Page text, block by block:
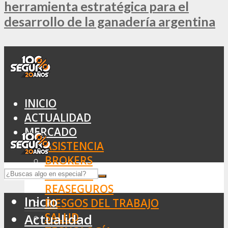
herramienta estratégica para el
desarrollo de la ganadería argentina
INICIO
ACTUALIDAD
MERCADO
ASISTENCIA
BROKERS
SEGUROS
REASEGUROS
RIESGOS DEL TRABAJO
SALUD
Inicio
Actualidad